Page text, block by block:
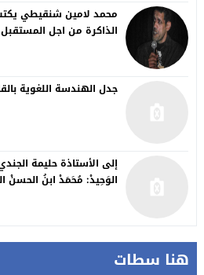
هنا سطات
محمد لامين شنقيطي
الذاكرة من اجل المستقبل
جدل الهندسة اللغوية
الوَحِيدْ: مُحَمَدْ ابنُ الحسنْ